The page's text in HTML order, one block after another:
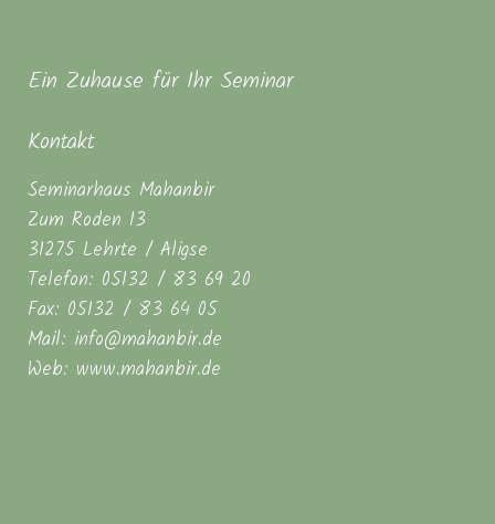
Ein Zuhause für Ihr Seminar
Kontakt
Seminarhaus Mahanbir
Zum Roden 13
31275 Lehrte / Aligse
Telefon: 05132 / 83 69 20
Fax: 05132 / 83 64 05
Mail: info@mahanbir.de
Web: www.mahanbir.de